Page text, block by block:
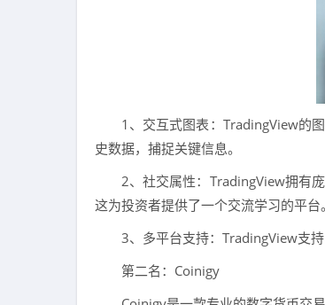
1、交互式图表：TradingView的
史数据，捕捉关键信息。
2、社交属性：TradingView拥有
这为投资者提供了一个交流学习的平台。
3、多平台支持：TradingView支
第二名：Coinigy